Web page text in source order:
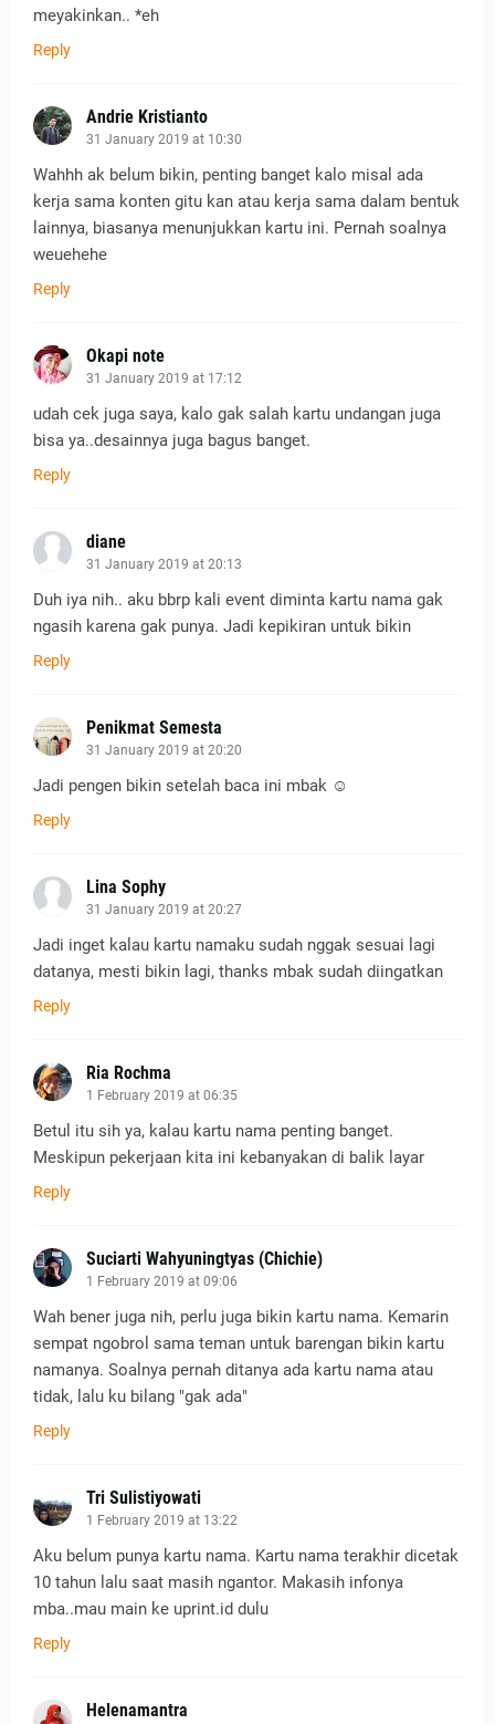
meyakinkan.. *eh
Reply
Andrie Kristianto
31 January 2019 at 10:30
Wahhh ak belum bikin, penting banget kalo misal ada
kerja sama konten gitu kan atau kerja sama dalam bentuk
lainnya, biasanya menunjukkan kartu ini. Pernah soalnya
weuehehe
Reply
Okapi note
31 January 2019 at 17:12
udah cek juga saya, kalo gak salah kartu undangan juga
bisa ya..desainnya juga bagus banget.
Reply
diane
31 January 2019 at 20:13
Duh iya nih.. aku bbrp kali event diminta kartu nama gak
ngasih karena gak punya. Jadi kepikiran untuk bikin
Reply
Penikmat Semesta
31 January 2019 at 20:20
Jadi pengen bikin setelah baca ini mbak ☺
Reply
Lina Sophy
31 January 2019 at 20:27
Jadi inget kalau kartu namaku sudah nggak sesuai lagi
datanya, mesti bikin lagi, thanks mbak sudah diingatkan
Reply
Ria Rochma
1 February 2019 at 06:35
Betul itu sih ya, kalau kartu nama penting banget.
Meskipun pekerjaan kita ini kebanyakan di balik layar
Reply
Suciarti Wahyuningtyas (Chichie)
1 February 2019 at 09:06
Wah bener juga nih, perlu juga bikin kartu nama. Kemarin
sempat ngobrol sama teman untuk barengan bikin kartu
namanya. Soalnya pernah ditanya ada kartu nama atau
tidak, lalu ku bilang "gak ada"
Reply
Tri Sulistiyowati
1 February 2019 at 13:22
Aku belum punya kartu nama. Kartu nama terakhir dicetak
10 tahun lalu saat masih ngantor. Makasih infonya
mba..mau main ke uprint.id dulu
Reply
Helenamantra